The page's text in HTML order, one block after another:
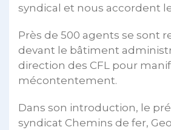
syndical et nous accordent
Près de 500 agents se sont
devant le bâtiment
direction des CFL pour
mécontentement.
Dans son introduction, le
syndicat Chemins de fer,